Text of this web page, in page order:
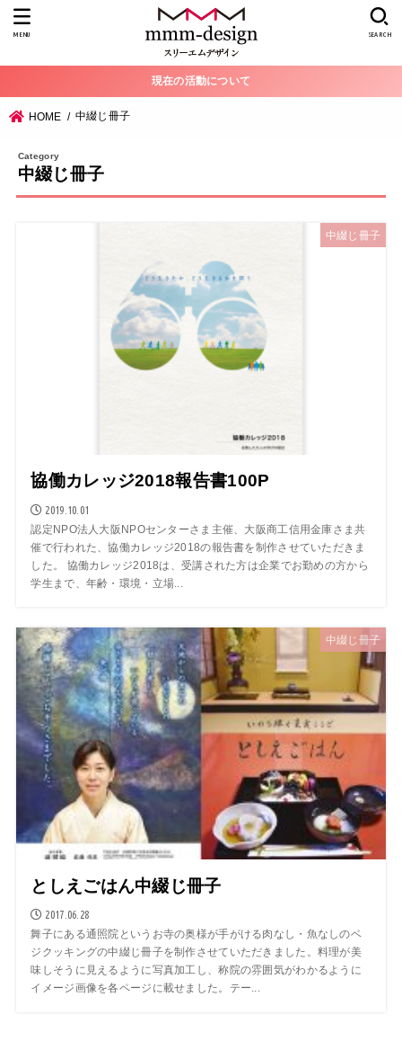
SEARCH
MENU
現在の活動について
HOME 中綴じ冊子
中綴じ冊子
中綴じ冊子
協働カレッジ2018報告書100P
2019.10.01
認定NPO法人大阪NPOセンターさま主催、大阪商工信用金庫さま共
催で行われた、協働カレッジ2018の報告書を制作させていただきま
した。 協働カレッジ2018は、受講された方は企業でお勤めの方から
学生まで、年齢・環境・立場...
中綴じ冊子
としえごはん中綴じ冊子
2017.06.28
舞子にある通照院というお寺の奥様が手がける肉なし・魚なしのベ
ジクッキングの中綴じ冊子を制作させていただきました。料理が美
味しそうに見えるように写真加工し、称院の雰囲気がわかるように
イメージ画像を各ページに載せました。テー...